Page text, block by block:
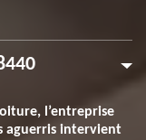
l’entreprise
aguerris intervient